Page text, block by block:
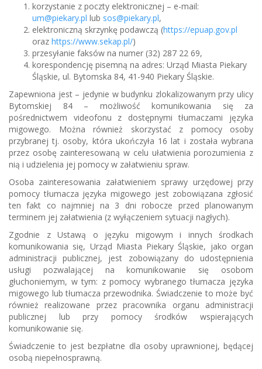
korzystanie z poczty elektronicznej – e-mail:
um@piekary.pl lub sos@piekary.pl,
elektroniczną skrzynkę podawczą (https://epuap.gov.pl
oraz https://www.sekap.pl/)
przesyłanie faksów na numer (32) 287 22 69,
korespondencję pisemną na adres: Urząd Miasta Piekary
Śląskie, ul. Bytomska 84, 41-940 Piekary Śląskie.
Zapewniona jest – jedynie w budynku zlokalizowanym przy ulicy
Bytomskiej 84 – możliwość komunikowania się za
pośrednictwem videofonu z dostępnymi tłumaczami języka
migowego. Można również skorzystać z pomocy osoby
przybranej tj. osoby, która ukończyła 16 lat i została wybrana
przez osobę zainteresowaną w celu ułatwienia porozumienia z
nią i udzielenia jej pomocy w załatwieniu spraw.
Osoba zainteresowania załatwieniem sprawy urzędowej przy
pomocy tłumacza języka migowego jest zobowiązana zgłosić
ten fakt co najmniej na 3 dni robocze przed planowanym
terminem jej załatwienia (z wyłączeniem sytuacji nagłych).
Zgodnie z Ustawą o języku migowym i innych środkach
komunikowania się, Urząd Miasta Piekary Śląskie, jako organ
administracji publicznej, jest zobowiązany do udostępnienia
usługi pozwalającej na komunikowanie się osobom
głuchoniemym, w tym: z pomocy wybranego tłumacza języka
migowego lub tłumacza przewodnika. Świadczenie to może być
również realizowane przez pracownika organu administracji
publicznej lub przy pomocy środków wspierających
komunikowanie się.
Świadczenie to jest bezpłatne dla osoby uprawnionej, będącej
osobą niepełnosprawną.